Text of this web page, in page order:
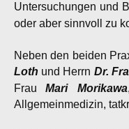
Untersuchungen und
oder aber sinnvoll zu
Neben den beiden
Loth und Herrn Dr.
Frau
Mari Morikawa,
Allgemeinmedizin,